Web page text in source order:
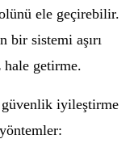
ele geçirebilir.
bir sistemi aşırı
getirme.
güvenlik iyileştirme